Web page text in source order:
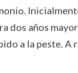
dos años
a la peste. A